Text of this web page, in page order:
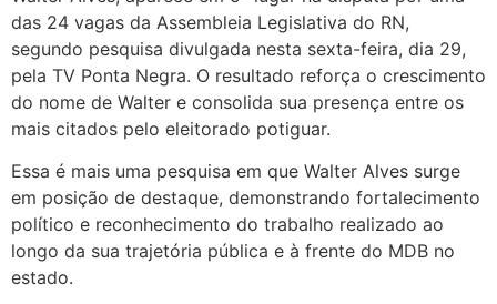
das 24 vagas da Assembleia Legislativa do RN,
segundo pesquisa divulgada nesta sexta-feira, dia 29,
pela TV Ponta Negra. O resultado reforça o crescimento
do nome de Walter e consolida sua presença entre os
mais citados pelo eleitorado potiguar.
Essa é mais uma pesquisa em que Walter Alves surge
em posição de destaque, demonstrando fortalecimento
político e reconhecimento do trabalho realizado ao
longo da sua trajetória pública e à frente do MDB no
estado.